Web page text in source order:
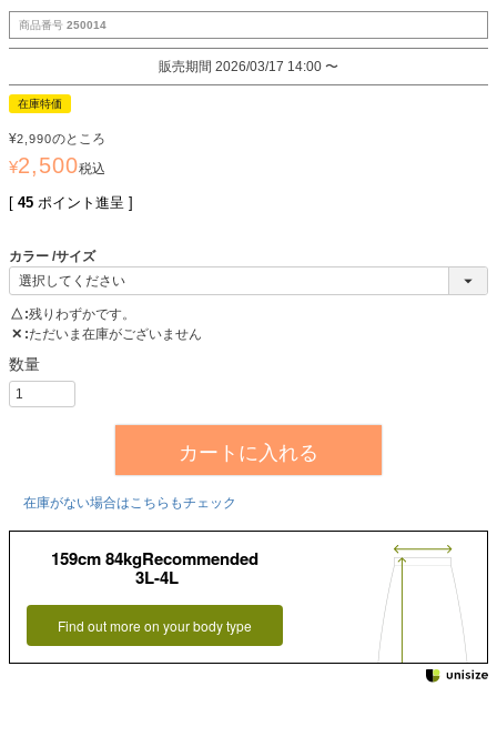
商品番号 250014
販売期間 2026/03/17 14:00 〜
在庫特価
¥2,990のところ
¥2,500税込
[ 45 ポイント進呈 ]
カラー サイズ
△ 残りわずかです。
✕ ただいま在庫がございません
カートに入れる
在庫がない場合はこちらもチェック
159cm 84kgRecommended
3L-4L
Find out more on your body type